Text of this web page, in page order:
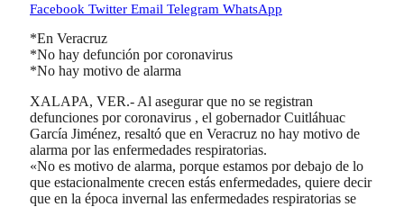
Facebook Twitter Email Telegram WhatsApp
*En Veracruz
*No hay defunción por coronavirus
*No hay motivo de alarma
XALAPA, VER.- Al asegurar que no se registran
defunciones por coronavirus , el gobernador Cuitláhuac
García Jiménez, resaltó que en Veracruz no hay motivo de
alarma por las enfermedades respiratorias.
«No es motivo de alarma, porque estamos por debajo de lo
que estacionalmente crecen estás enfermedades, quiere decir
que en la época invernal las enfermedades respiratorias se